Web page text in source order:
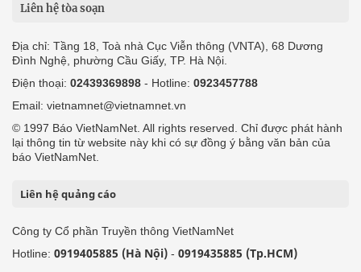
Liên hệ tòa soạn
Địa chỉ: Tầng 18, Toà nhà Cục Viễn thông (VNTA), 68 Dương
Đình Nghệ, phường Cầu Giấy, TP. Hà Nội.
Điện thoại: 02439369898 - Hotline: 0923457788
Email: vietnamnet@vietnamnet.vn
© 1997 Báo VietNamNet. All rights reserved. Chỉ được phát hành
lại thông tin từ website này khi có sự đồng ý bằng văn bản của
báo VietNamNet.
Liên hệ quảng cáo
Công ty Cổ phần Truyền thông VietNamNet
Hotline: 0919405885 (Hà Nội) - 0919435885 (Tp.HCM)